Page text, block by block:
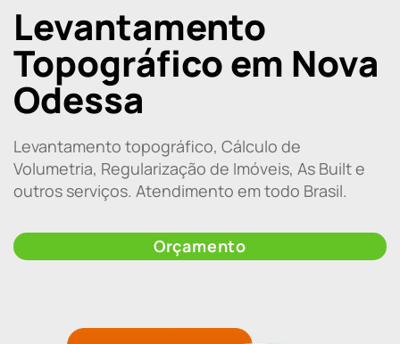
Levantamento
Topográfico em Nova
Odessa
Levantamento topográfico, Cálculo de
Volumetria, Regularização de Imóveis, As Built e
outros serviços. Atendimento em todo Brasil.
Orçamento